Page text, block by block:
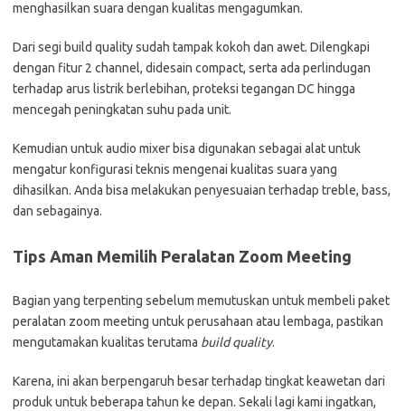
menghasilkan suara dengan kualitas mengagumkan.
Dari segi build quality sudah tampak kokoh dan awet. Dilengkapi
dengan fitur 2 channel, didesain compact, serta ada perlindugan
terhadap arus listrik berlebihan, proteksi tegangan DC hingga
mencegah peningkatan suhu pada unit.
Kemudian untuk audio mixer bisa digunakan sebagai alat untuk
mengatur konfigurasi teknis mengenai kualitas suara yang
dihasilkan. Anda bisa melakukan penyesuaian terhadap treble, bass,
dan sebagainya.
Tips Aman Memilih Peralatan Zoom Meeting
Bagian yang terpenting sebelum memutuskan untuk membeli paket
peralatan zoom meeting untuk perusahaan atau lembaga, pastikan
mengutamakan kualitas terutama build quality.
Karena, ini akan berpengaruh besar terhadap tingkat keawetan dari
produk untuk beberapa tahun ke depan. Sekali lagi kami ingatkan,